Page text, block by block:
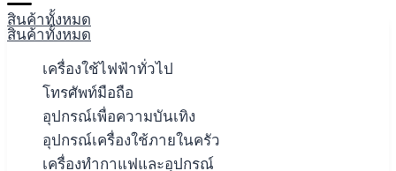
สินค้าทั้งหมด
สินค้าทั้งหมด
เครื่องใช้ไฟฟ้าทั่วไป
โทรศัพท์มือถือ
อุปกรณ์เพื่อความบันเทิง
อุปกรณ์เครื่องใช้ภายในครัว
เครื่องทำกาแฟและอุปกรณ์